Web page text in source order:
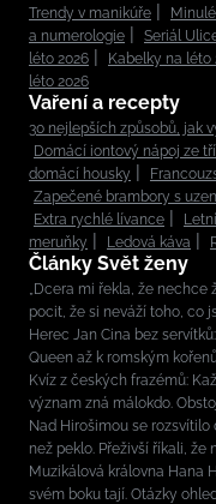
Trendy v manikúře
a numerologie
Seriál
léto 2026
Kabelky na léto
léto 2026
Vaření a recepty
30 nejlepších způsobů, jak
Domácí iontový nápoj ze
domácí housky
Zapečené brambory s
Extra rychlé lívance
meruňky
Ledová káva
Články Svět ženy
„Dcera mi řekla, že
pocit, že si neváží toho, co
Herec Jan Cina bez
Queen až k romským
Kvíz z českých frazémů:
význam zná málokdo.
Nad Hirošimou se rozsvítilo
než peklo. Přeživší říkali, že
Muzikálová královna Hana
svém boku tají. Otázky